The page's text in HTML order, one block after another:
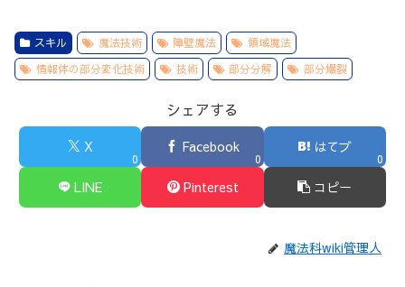
スキル 魔法技術 障壁魔法
領域魔法
情報体の部分変化技術
技術 部分分解 部分爆裂
シェアする
X
0
Facebook
0
はてブ
0
LINE Pinterest コピー
魔法科wiki管理人